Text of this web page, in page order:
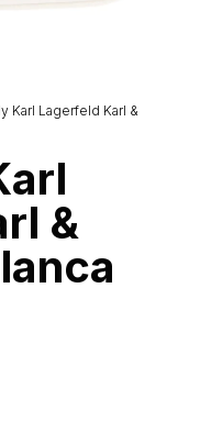
Karl Lagerfeld Karl &
&